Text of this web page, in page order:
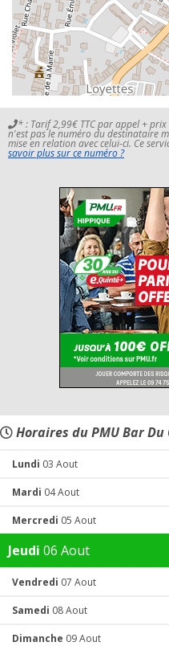
* : Tarif 2,99€ TTC par appel +
n'est pas le numéro du destinataire
mise en relation avec celui-ci. Ce
savoir plus sur ce numéro ?
Horaires du PMU Bar
Lundi 03 Aout
Mardi 04 Aout
Mercredi 05 Aout
Jeudi 06 Aout
Vendredi 07 Aout
Samedi 08 Aout
Dimanche 09 Aout